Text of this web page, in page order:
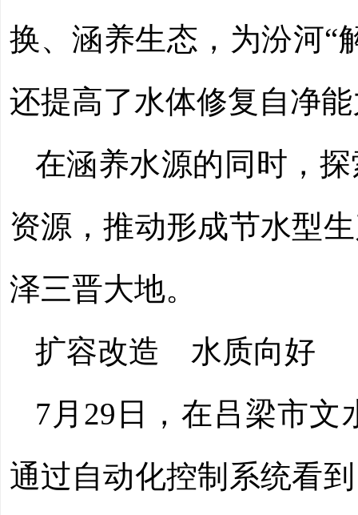
换、涵养生态，为汾河“
还提高了水体修复自净
在涵养水源的同时，
资源，推动形成节水型
泽三晋大地。
扩容改造 水质向好
7月29日，在吕梁市
通过自动化控制系统看